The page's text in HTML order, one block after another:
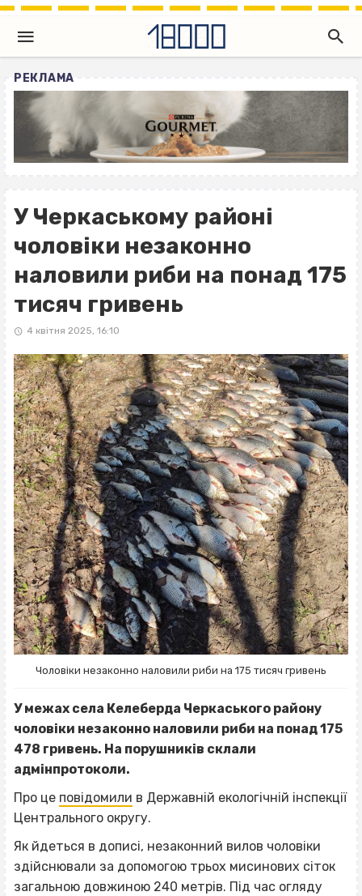
РЕКЛАМА
У Черкаському районі
чоловіки незаконно
наловили риби на понад 175
тисяч гривень
4 квітня 2025, 16:10
Чоловіки незаконно наловили риби на 175 тисяч гривень
У межах села Келеберда Черкаського району
чоловіки незаконно наловили риби на понад 175
478 гривень. На порушників склали
адмінпротоколи.
Про це повідомили в Державній екологічній інспекції
Центрального округу.
Як йдеться в дописі, незаконний вилов чоловіки
здійснювали за допомогою трьох мисинових сіток
загальною довжиною 240 метрів. Під час огляду